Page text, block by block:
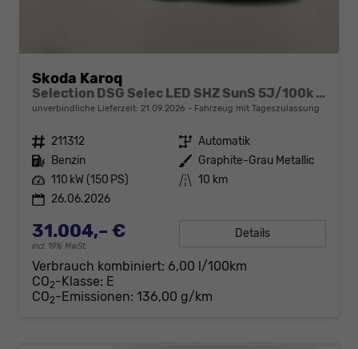
Skoda Karoq
Selection DSG Selec LED SHZ SunS 5J/100k Temp VirtC
unverbindliche Lieferzeit: 21.09.2026 Fahrzeug mit Tageszulassung
Fahrzeugnr. 211312 Getriebe Automatik
Kraftstoff Benzin Außenfarbe Graphite-Grau Metallic
Leistung 110 kW (150 PS) Kilometerstand 10 km
26.06.2026
31.004,– €
incl. 19% MwSt.
Details
Verbrauch kombiniert: 6,00 l/100km
CO2-Klasse: E
CO2-Emissionen: 136,00 g/km